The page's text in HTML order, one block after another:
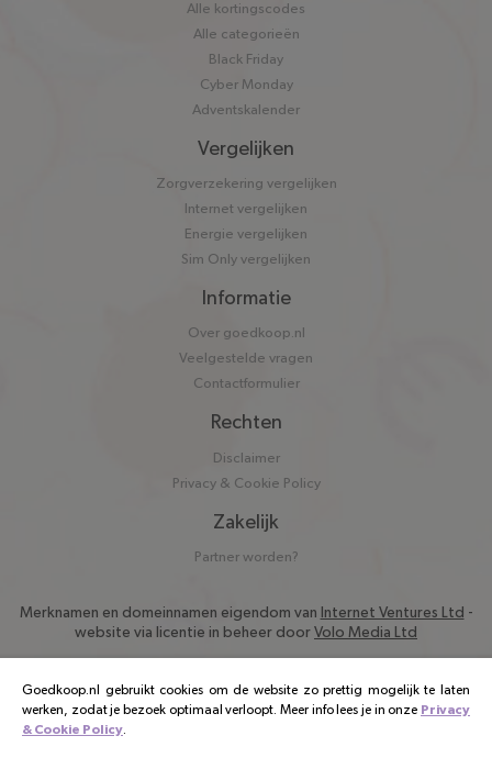
Goedkoop.nl gebruikt cookies om de website zo prettig mogelijk te laten
werken, zodat je bezoek optimaal verloopt. Meer info lees je in onze Privacy
& Cookie Policy
Alle kortingscodes
Alle categorieën
Black Friday
Cyber Monday
Adventskalender
Vergelijken
Zorgverzekering vergelijken
Internet vergelijken
Energie vergelijken
Sim Only vergelijken
Informatie
Over goedkoop.nl
Veelgestelde vragen
Contactformulier
Rechten
Disclaimer
Privacy & Cookie Policy
Zakelijk
Partner worden?
Merknamen en domeinnamen eigendom van Internet Ventures Ltd -
website via licentie in beheer door Volo Media Ltd